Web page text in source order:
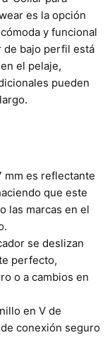
es la opción
y funcional
de bajo perfil está
el pelaje,
pueden
mm es reflectante
que este
las marcas en el
se deslizan
perfecto,
o a cambios en
en V de
conexión seguro